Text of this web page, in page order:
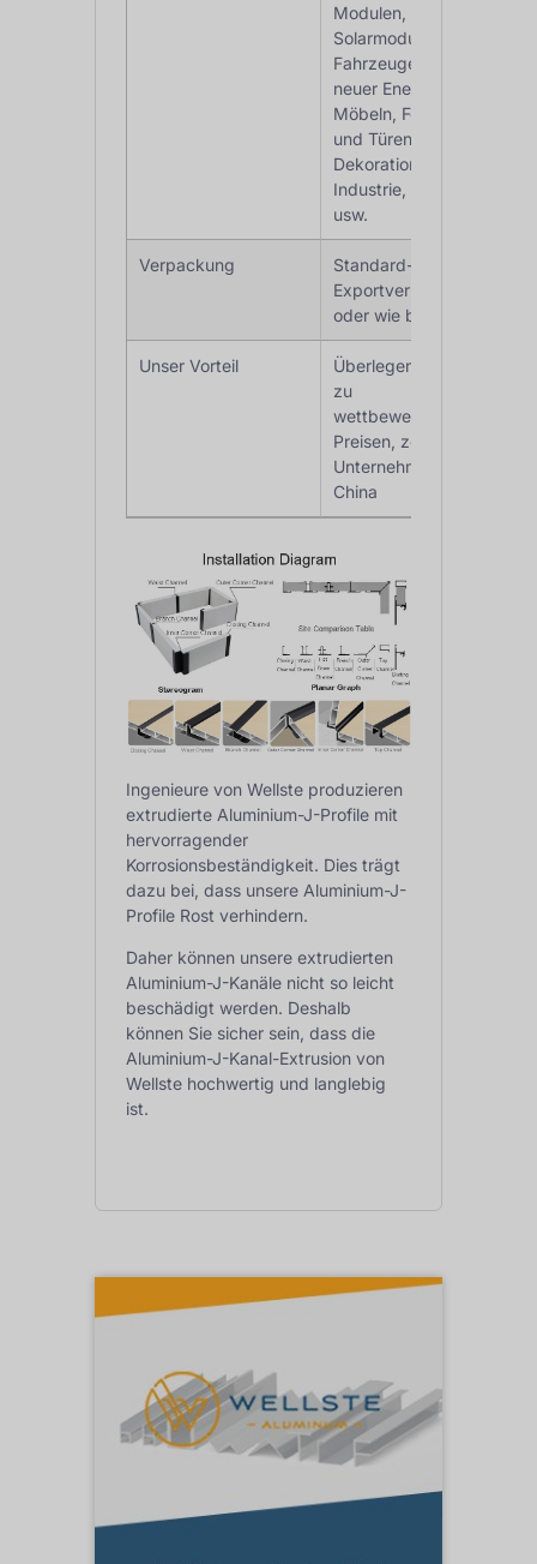
Modulen,
Solarmodulen,
Fahrzeugen mit
neuer Energie,
Möbeln, Fenstern
und Türen,
Dekorationen,
Industrie, Bauwesen
usw.
Verpackung
Standard-
Exportverpackung
oder wie besprochen
Unser Vorteil
Überlegene Qualität
zu
wettbewerbsfähigen
Preisen, zertifizierte
Unternehmen in
China
Ingenieure von Wellste produzieren
extrudierte Aluminium-J-Profile mit
hervorragender
Korrosionsbeständigkeit. Dies trägt
dazu bei, dass unsere Aluminium-J-
Profile Rost verhindern.
Daher können unsere extrudierten
Aluminium-J-Kanäle nicht so leicht
beschädigt werden. Deshalb
können Sie sicher sein, dass die
Aluminium-J-Kanal-Extrusion von
Wellste hochwertig und langlebig
ist.